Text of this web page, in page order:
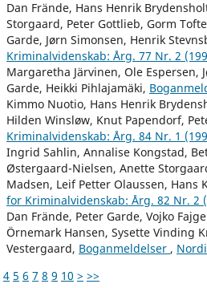
Dan Frände, Hans Henrik
Storgaard, Peter Gottlieb, Gorm
Garde, Jørn Simonsen, Henrik
Kriminalvidenskab: Årg. 77 Nr. 2
Margaretha Järvinen, Ole Espersen,
Garde, Heikki Pihlajamäki,
Kimmo Nuotio, Hans Henrik
Hilden Winsløw, Knut Papendorf,
Kriminalvidenskab: Årg. 84 Nr. 1
Ingrid Sahlin, Annalise Kongstad,
Østergaard-Nielsen, Anette
Madsen, Leif Petter Olaussen, Hans
for Kriminalvidenskab: Årg. 82 Nr. 2
Dan Frände, Peter Garde, Vojko
Örnemark Hansen, Sysette Vinding
Vestergaard, Boganmeldelser ,
4 5 6 7 8 9 10 > >>